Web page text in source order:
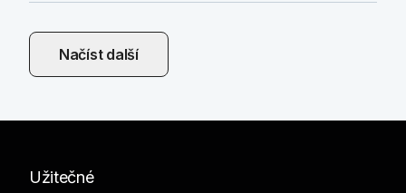
Načíst další
Užitečné